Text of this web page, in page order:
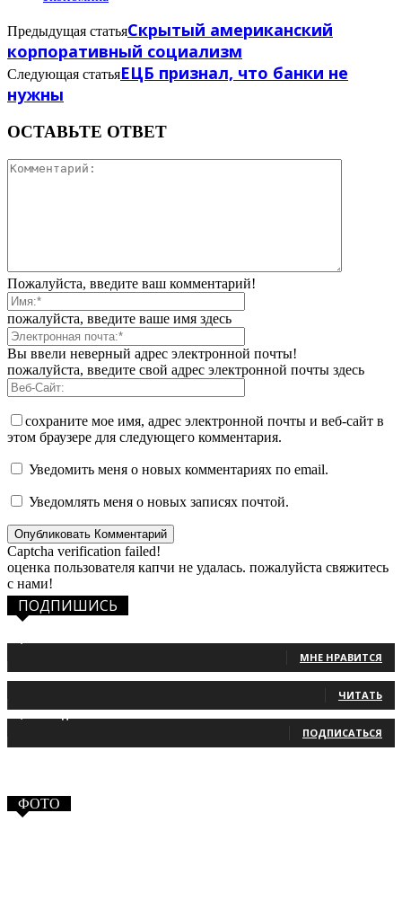
Предыдущая статьяСкрытый американский
корпоративный социализм
Следующая статьяЕЦБ признал, что банки не
нужны
ОСТАВЬТЕ ОТВЕТ
Пожалуйста, введите ваш комментарий!
пожалуйста, введите ваше имя здесь
Вы ввели неверный адрес электронной почты!
пожалуйста, введите свой адрес электронной почты здесь
сохраните мое имя, адрес электронной почты и веб-сайт в
этом браузере для следующего комментария.
Уведомить меня о новых комментариях по email.
Уведомлять меня о новых записях почтой.
Captcha verification failed!
оценка пользователя капчи не удалась. пожалуйста свяжитесь
с нами!
ПОДПИШИСЬ
МНЕ НРАВИТСЯ
ЧИТАТЬ
ПОДПИСАТЬСЯ
ФОТО